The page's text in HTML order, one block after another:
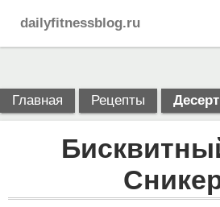
dailyfitnessblog.ru
Главная Рецепты